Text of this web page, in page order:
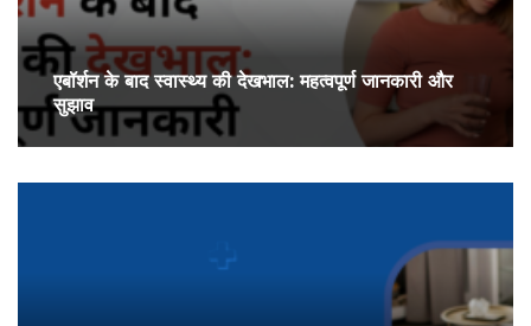
एबॉर्शन के बाद स्वास्थ्य की देखभाल: महत्वपूर्ण जानकारी और
सुझाव